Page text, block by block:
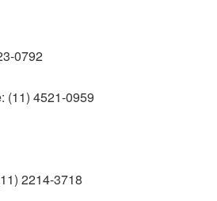
0792
(11) 4521-0959
2214-3718